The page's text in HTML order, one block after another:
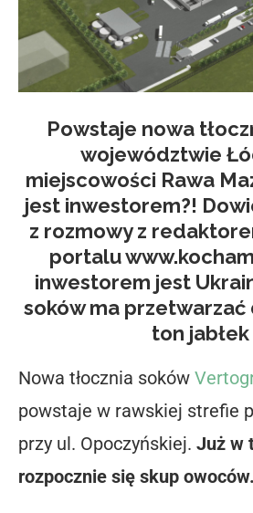
Powstaje nowa
województwie
miejscowości Rawa
jest inwestorem?!
z rozmowy z
portalu
inwestorem jest
soków ma przetwarzać
ton jabłek
Nowa tłocznia soków
powstaje w rawskiej strefie
przy ul. Opoczyńskiej. Już w
rozpocznie się skup owoców.